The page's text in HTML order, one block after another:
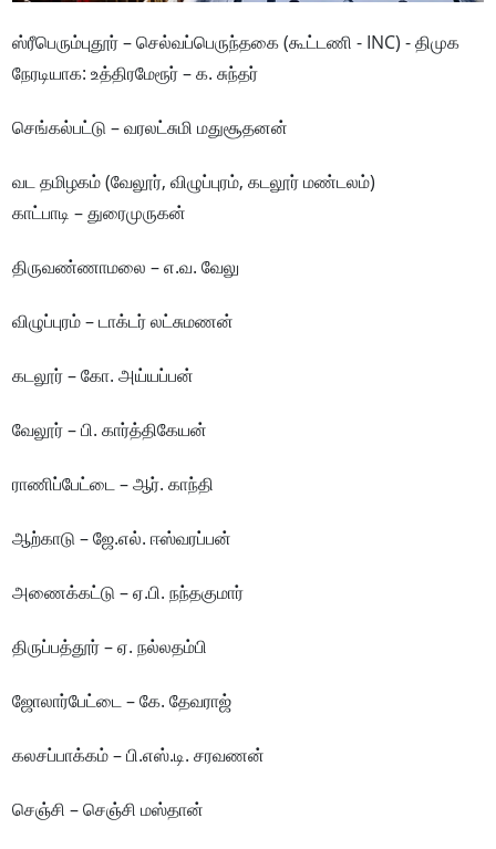
ஸ்ரீபெரும்புதூர் – செல்வப்பெருந்தகை (கூட்டணி - INC) - திமுக
நேரடியாக: உத்திரமேரூர் – க. சுந்தர்
செங்கல்பட்டு – வரலட்சுமி மதுசூதனன்
வட தமிழகம் (வேலூர், விழுப்புரம், கடலூர் மண்டலம்)
காட்பாடி – துரைமுருகன்
திருவண்ணாமலை – எ.வ. வேலு
விழுப்புரம் – டாக்டர் லட்சுமணன்
கடலூர் – கோ. அய்யப்பன்
வேலூர் – பி. கார்த்திகேயன்
ராணிப்பேட்டை – ஆர். காந்தி
ஆற்காடு – ஜே.எல். ஈஸ்வரப்பன்
அணைக்கட்டு – ஏ.பி. நந்தகுமார்
திருப்பத்தூர் – ஏ. நல்லதம்பி
ஜோலார்பேட்டை – கே. தேவராஜ்
கலசப்பாக்கம் – பி.எஸ்.டி. சரவணன்
செஞ்சி – செஞ்சி மஸ்தான்